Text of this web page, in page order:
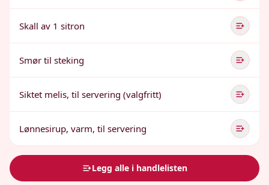
Skall av 1 sitron
Smør til steking
Siktet melis, til servering (valgfritt)
Lønnesirup, varm, til servering
Legg alle i handlelisten